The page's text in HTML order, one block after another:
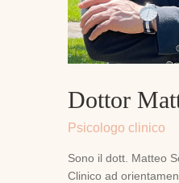
Dottor
Psicologo clinico
Sono il dott. Matteo
Clinico ad